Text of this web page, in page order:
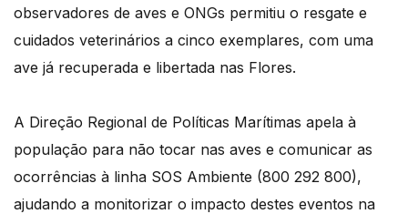
observadores de aves e ONGs permitiu o resgate e
cuidados veterinários a cinco exemplares, com uma
ave já recuperada e libertada nas Flores.
A Direção Regional de Políticas Marítimas apela à
população para não tocar nas aves e comunicar as
ocorrências à linha SOS Ambiente (800 292 800),
ajudando a monitorizar o impacto destes eventos na